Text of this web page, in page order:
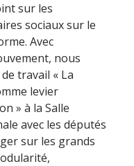
sur les
sociaux sur le
Avec
nous
travail « La
levier
» à la Salle
avec les députés
sur les grands